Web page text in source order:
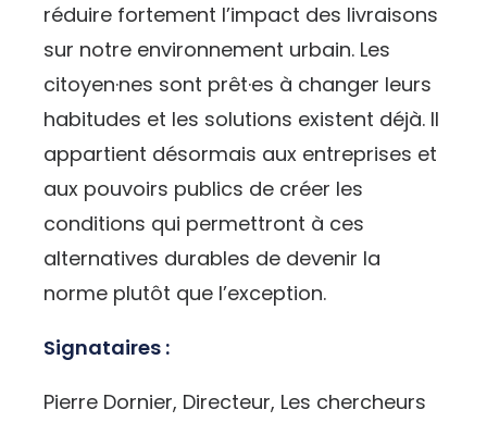
réduire fortement l’impact des livraisons
sur notre environnement urbain. Les
citoyen·nes sont prêt·es à changer leurs
habitudes et les solutions existent déjà. Il
appartient désormais aux entreprises et
aux pouvoirs publics de créer les
conditions qui permettront à ces
alternatives durables de devenir la
norme plutôt que l’exception.
Signataires :
Pierre Dornier, Directeur, Les chercheurs